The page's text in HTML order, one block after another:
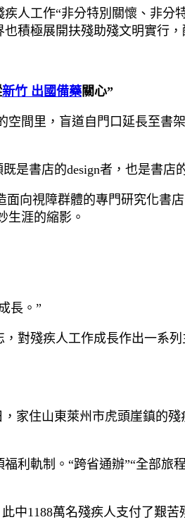
人工作“非分特別關懷、非分
積極展開扶殘助殘文明實行
新竹 出國備藥關心”
間里，盲道自門口延長至書
是書店的design者，也是書店
向視障群體的專門研究化書
生涯的縮影。
長。”
對殘疾人工作成長作出一系
家住山東萊州市虎頭崖鎮的
利軌制。“跨省通辦”“全部旅
中1188萬名殘疾人支付了艱